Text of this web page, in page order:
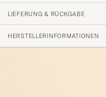
LIEFERUNG & RÜCKGABE
HERSTELLERINFORMATIONEN